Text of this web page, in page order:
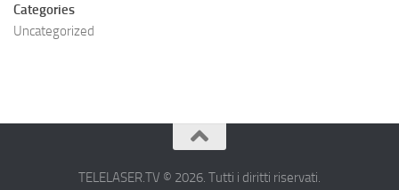
Categories
Uncategorized
TELELASER.TV © 2026. Tutti i diritti riservati.